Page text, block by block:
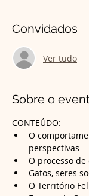
Convidados
Ver tudo
Sobre o
CONTEÚDO:
O